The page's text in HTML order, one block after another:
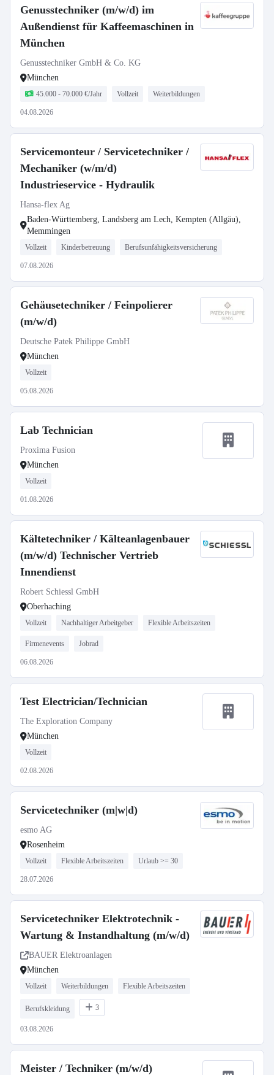
Genusstechniker (m/w/d) im
Außendienst für Kaffeemaschinen in
München
Genusstechniker GmbH & Co. KG
München
45.000 - 70.000 €/Jahr Vollzeit Weiterbildungen
04.08.2026
Servicemonteur / Servicetechniker /
Mechaniker (w/m/d)
Industrieservice - Hydraulik
Hansa-flex Ag
Baden-Württemberg, Landsberg am Lech, Kempten (Allgäu),
Memmingen
Vollzeit Kinderbetreuung Berufsunfähigkeitsversicherung
07.08.2026
Gehäusetechniker / Feinpolierer
(m/w/d)
Deutsche Patek Philippe GmbH
München
Vollzeit
05.08.2026
Lab Technician
Proxima Fusion
München
Vollzeit
01.08.2026
Kältetechniker / Kälteanlagenbauer
(m/w/d) Technischer Vertrieb
Innendienst
Robert Schiessl GmbH
Oberhaching
Vollzeit Nachhaltiger Arbeitgeber Flexible Arbeitszeiten
Firmenevents Jobrad
06.08.2026
Test Electrician/Technician
The Exploration Company
München
Vollzeit
02.08.2026
Servicetechniker (m|w|d)
esmo AG
Rosenheim
Vollzeit Flexible Arbeitszeiten Urlaub >= 30
28.07.2026
Servicetechniker Elektrotechnik -
Wartung & Instandhaltung (m/w/d)
BAUER Elektroanlagen
München
Vollzeit Weiterbildungen Flexible Arbeitszeiten
Berufskleidung 3
03.08.2026
Meister / Techniker (m/w/d)